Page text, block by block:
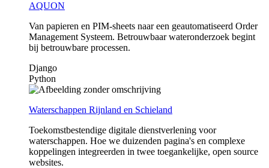
AQUON
Van papieren en PIM-sheets naar een geautomatiseerd Order
Management Systeem. Betrouwbaar wateronderzoek begint
bij betrouwbare processen.
Django
Python
Waterschappen Rijnland en Schieland
Toekomstbestendige digitale dienstverlening voor
waterschappen. Hoe we duizenden pagina's en complexe
koppelingen integreerden in twee toegankelijke, open source
websites.